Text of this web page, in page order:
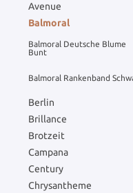
Avenue
Balmoral
Balmoral Deutsche Blume
Bunt
Balmoral Rankenband
Berlin
Brillance
Brotzeit
Campana
Century
Chrysantheme